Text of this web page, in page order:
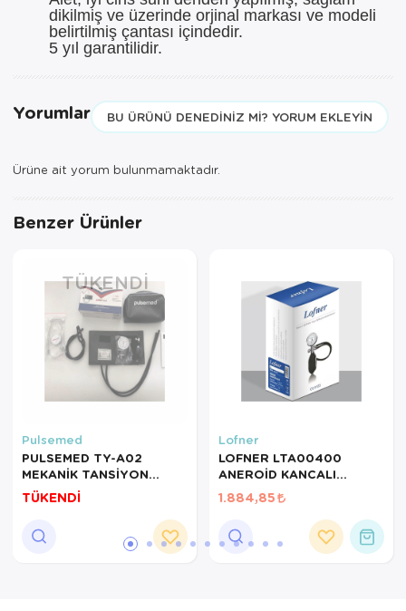
dikilmiş ve üzerinde orjinal markası ve modeli
belirtilmiş çantası içindedir.
5 yıl garantilidir.
Yorumlar BU ÜRÜNÜ DENEDINIZ MI? YORUM EKLEYIN
Ürüne ait yorum bulunmamaktadır.
Benzer Ürünler
TÜKENDI
Pulsemed
PULSEMED TY-A02
MEKANİK TANSİYON
ALETİ CIRTLI
TÜKENDİ
Lofner
LOFNER LTA00400
ANEROİD KANCALI
TANSİYON ALETİ
PEDİATRİK
1.884,85